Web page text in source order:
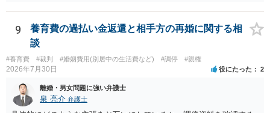
完全に所有する場合は、他の相続人に対して自宅の評価額の１/２の代
償金の支払いが必要になります。
9
養育費の過払い金返還と相手方の再婚に関する相
談
#養育費 #裁判 #婚姻費用(別居中の生活費など) #調停 #親権
2026年7月30日 役にたった 2
離婚・男女問題に強い弁護士
泉 亮介 弁護士